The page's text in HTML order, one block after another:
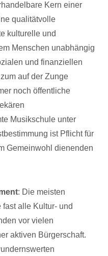
Kern einer
qualitätvolle
kulturelle und
Menschen unabhängig
und finanziellen
auf der Zunge
noch öffentliche
Musikschule unter
ist Pflicht für
Gemeinwohl dienenden
: Die meisten
alle Kultur- und
vor vielen
aktiven Bürgerschaft.